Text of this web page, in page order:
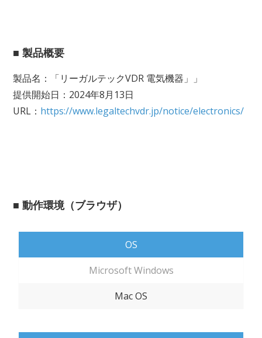
■ 製品概要
製品名：「リーガルテックVDR 電気機器」」
提供開始日：2024年8月13日
URL： https://www.legaltechvdr.jp/notice/electronics/
■ 動作環境（ブラウザ）
OS
Microsoft Windows
Mac OS